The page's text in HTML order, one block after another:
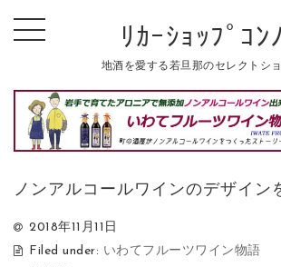
ﾘｶｰｼｮｯﾌﾟｺﾝﾉ
地酒を愛する若旦那のセレクトシ
ノンアルコールワインのデザイン
2018年11月11日
Filed under: いわてフルーツワイン物語